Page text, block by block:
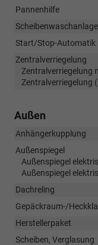
Pannenhilfe
Start/Stop-Automatik
Zentralverriegelung
Zentralverriegelung
Zentralverriegelung
Außen
Anhängerkupplung
Außenspiegel
Außenspiegel
Außenspiegel
Dachreling
Gepäckraum-/
Herstellerpaket
Scheiben, Verglasung